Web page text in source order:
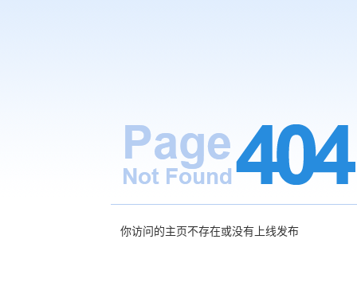
你访问的主页不存在或没有上线发布